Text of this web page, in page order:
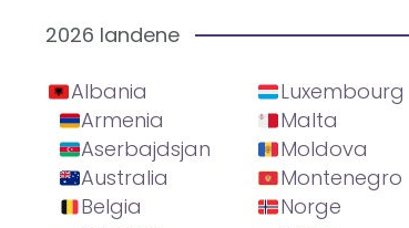
2026 landene
Albania
Armenia
Aserbajdsjan
Australia
Belgia
Luxembourg
Malta
Moldova
Montenegro
Norge